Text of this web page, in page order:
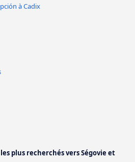
à Cadix
plus recherchés vers Ségovie et